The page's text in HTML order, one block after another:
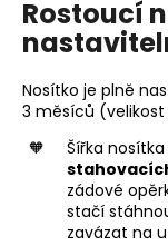
Rostoucí
Nosítko je plně
3 měsíců (velikost
Šířka
zádové
stačí
zavázat na